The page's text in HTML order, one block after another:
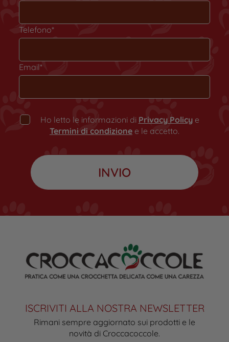
Telefono*
Email*
Ho letto le informazioni di Privacy Policye
Termini di condizione e le accetto.
ISCRIVITI ALLA NOSTRA NEWSLETTER
Rimani sempre aggiornato sui prodotti e le
novità di Croccacoccole.